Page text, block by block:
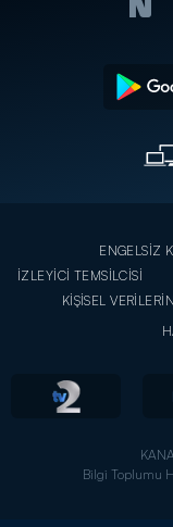
ENGELSİZ
İZLEYİCİ TEMSİLCİSİ
KİŞİSEL
Bilgi Toplumu